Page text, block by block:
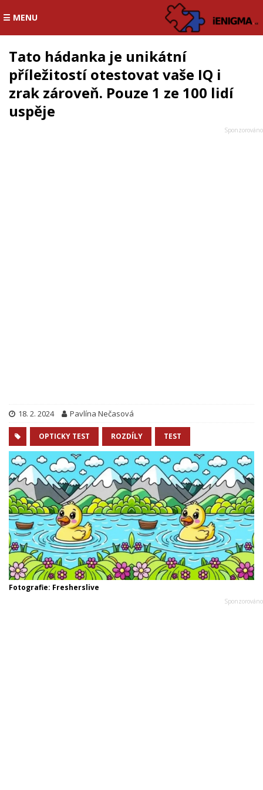
☰ MENU
Tato hádanka je unikátní
příležitostí otestovat vaše IQ i
zrak zároveň. Pouze 1 ze 100 lidí
uspěje
18. 2. 2024 Pavlína Nečasová
OPTICKY TEST ROZDÍLY TEST
Fotografie: Fresherslive